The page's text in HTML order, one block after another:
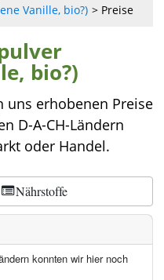
Vanille, bio?) Preise
bio?)
uns erhobenen Preise
D-A-CH-Ländern
oder Handel.
Nährstoffe
konnten wir hier noch